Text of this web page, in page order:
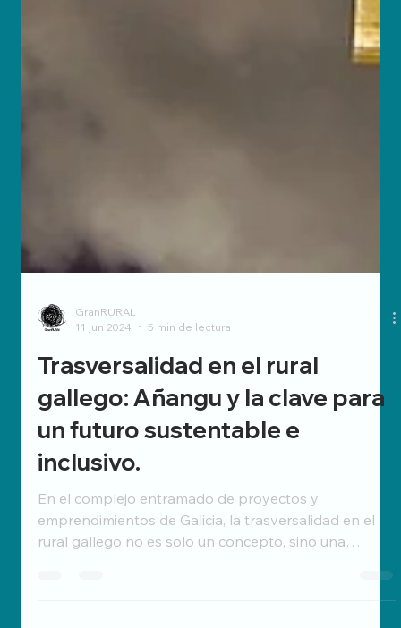
11 jun 2024
5 min de lectura
Trasversalidad en el rural
gallego: Añangu y la clave para
un futuro sustentable e
inclusivo.
En el complejo entramado de proyectos y
necesidad para sobrevivir y prosperar. EL PODER DE